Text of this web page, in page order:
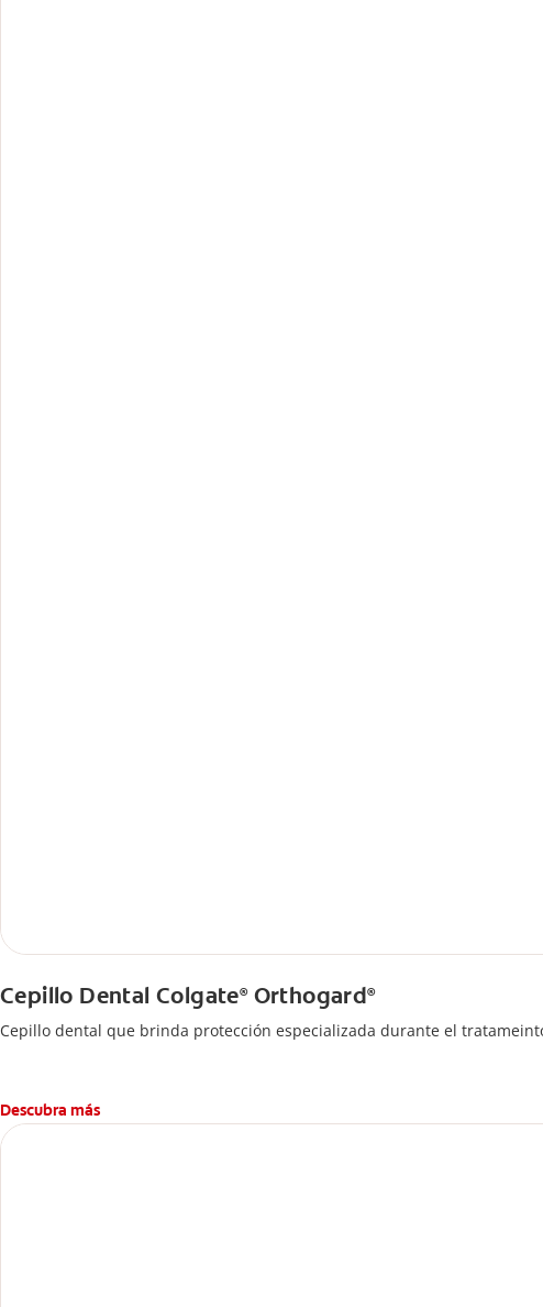
Cepillo Dental Colgate®Orthogard®
Cepillo dental que brinda protección especializada durante el
Descubra más